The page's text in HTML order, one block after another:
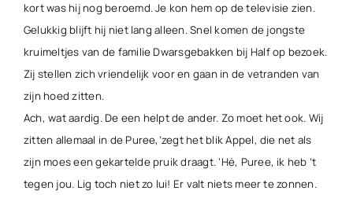
kort was hij nog beroemd. Je kon hem op de televisie zien.
Gelukkig blijft hij niet lang alleen. Snel komen de jongste
kruimeltjes van de familie Dwarsgebakken bij Half op bezoek.
Zij stellen zich vriendelijk voor en gaan in de vetranden van
zijn hoed zitten.
Ach, wat aardig. De een helpt de ander. Zo moet het ook. Wij
zitten allemaal in de Puree,’zegt het blik Appel, die net als
zijn moes een gekartelde pruik draagt. ‘Hė, Puree, ik heb ’t
tegen jou. Lig toch niet zo lui! Er valt niets meer te zonnen.